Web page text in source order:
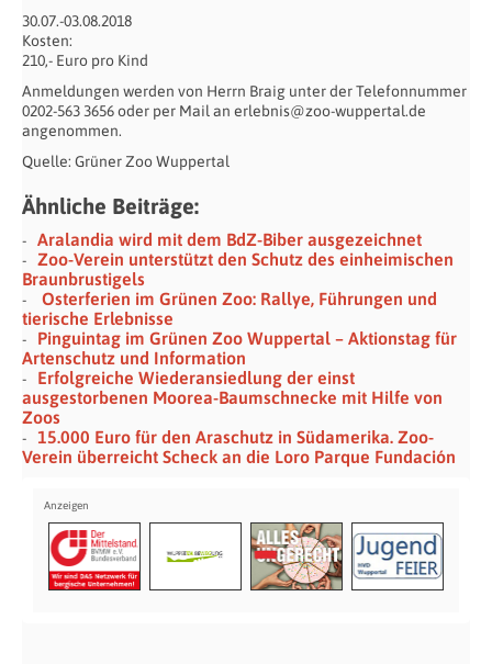
30.07.-03.08.2018
Kosten:
210,- Euro pro Kind
Anmeldungen werden von Herrn Braig unter der Telefonnummer
0202-563 3656 oder per Mail an erlebnis@zoo-wuppertal.de
angenommen.
Quelle: Grüner Zoo Wuppertal
Ähnliche Beiträge:
Aralandia wird mit dem BdZ-Biber ausgezeichnet
Zoo-Verein unterstützt den Schutz des einheimischen
Braunbrustigels
Osterferien im Grünen Zoo: Rallye, Führungen und
tierische Erlebnisse
Pinguintag im Grünen Zoo Wuppertal – Aktionstag für
Artenschutz und Information
Erfolgreiche Wiederansiedlung der einst
ausgestorbenen Moorea-Baumschnecke mit Hilfe von
Zoos
15.000 Euro für den Araschutz in Südamerika. Zoo-
Verein überreicht Scheck an die Loro Parque Fundación